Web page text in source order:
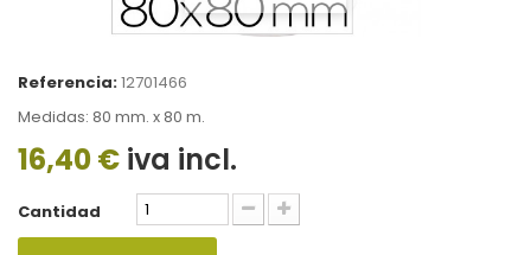
Referencia:12701466
Medidas: 80 mm. x 80 m.
16,40 € iva incl.
Cantidad